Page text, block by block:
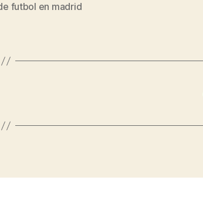
futbol en madrid